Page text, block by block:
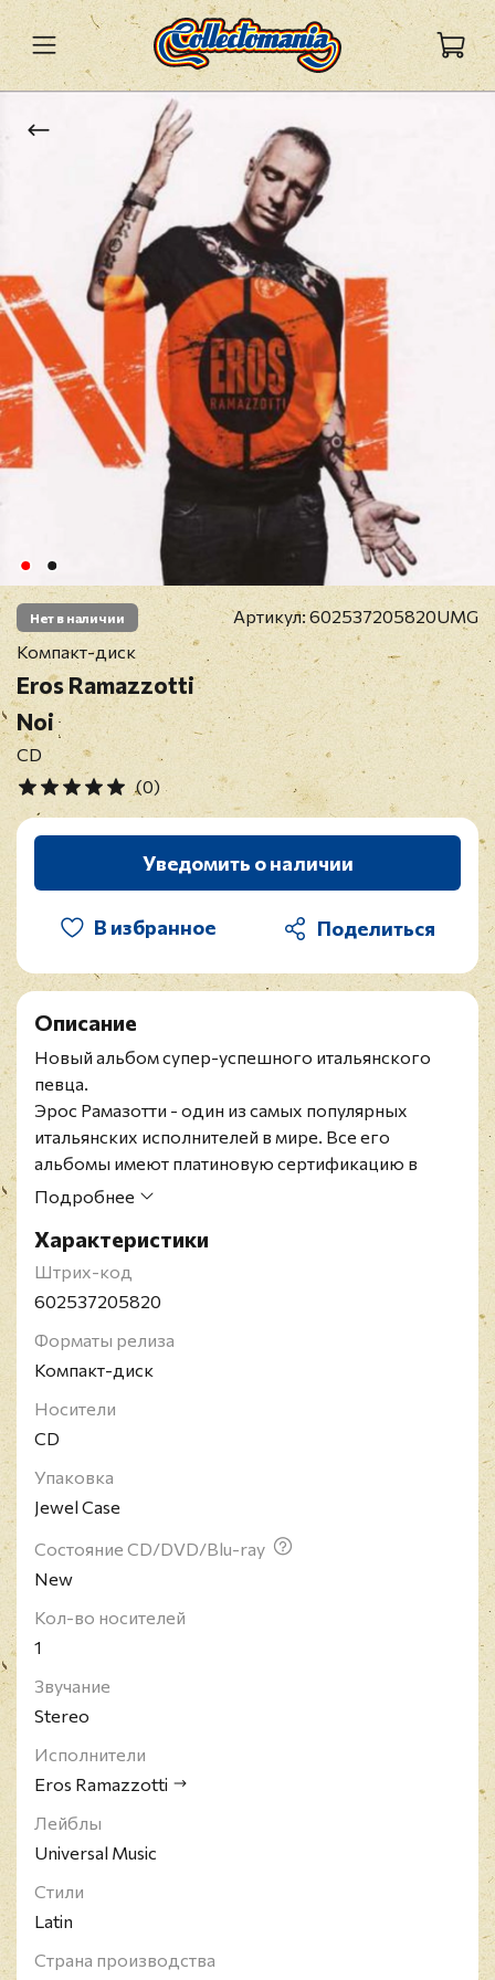
Нет в наличии Артикул:602537205820UMG
Компакт-диск
Eros Ramazzotti
Noi
CD
(0)
Уведомить о наличии
В избранное
Описание
Новый альбом супер-успешного итальянского
певца.
Эрос Рамазотти - один из самых популярных
итальянских исполнителей в мире. Все его
альбомы имеют платиновую сертификацию в
разных странах, а хит-синглы (такие как "Più che
радио.
"Noi" - уже 12-я студийная пластинка Эроса
Рамазотти и его первый релиз на Universal Music.
посвящены вечным человеческим ценностям:
любви, дружбе, свободе. Вместе с Эросом эти
ценности воспевают такие звезды как Николь
Шерзингер и группа Hooverphonic.
disteso il sole".
Подробнее
Характеристики
Штрих-код
602537205820
Форматы релиза
Компакт-диск
Носители
CD
Упаковка
Jewel Case
Состояние CD/DVD/Blu-ray
New
Кол-во носителей
1
Звучание
Stereo
Исполнители
Eros Ramazzotti
Лейблы
Universal Music
Стили
Latin
Страна производства